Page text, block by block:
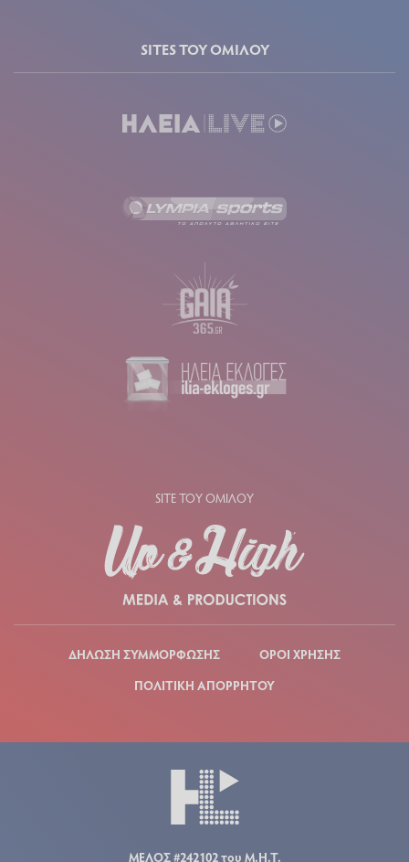
SITES ΤΟΥ ΟΜΙΛΟΥ
SITE ΤΟΥ ΟΜΙΛΟΥ
ΔΗΛΩΣΗ ΣΥΜΜΟΡΦΩΣΗΣ
ΟΡΟΙ ΧΡΗΣΗΣ
ΠΟΛΙΤΙΚΗ ΑΠΟΡΡΗΤΟΥ
ΜΕΛΟΣ #242102 του Μ.Η.Τ.